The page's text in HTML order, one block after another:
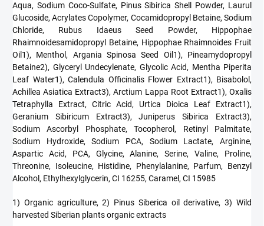
Aqua, Sodium Coco-Sulfate, Pinus Sibirica Shell Powder, Laurul
Glucoside, Acrylates Copolymer, Cocamidopropyl Betaine, Sodium
Chloride, Rubus Idaeus Seed Powder, Hippophae
Rhaimnoidesamidopropyl Betaine, Hippophae Rhaimnoides Fruit
Oil1), Menthol, Argania Spinosa Seed Oil1), Pineamydopropyl
Betaine2), Glyceryl Undecylenate, Glycolic Acid, Mentha Piperita
Leaf Water1), Calendula Officinalis Flower Extract1), Bisabolol,
Achillea Asiatica Extract3), Arctium Lappa Root Extract1), Oxalis
Tetraphylla Extract, Citric Acid, Urtica Dioica Leaf Extract1),
Geranium Sibiricum Extract3), Juniperus Sibirica Extract3),
Sodium Ascorbyl Phosphate, Tocopherol, Retinyl Palmitate,
Sodium Hydroxide, Sodium PCA, Sodium Lactate, Arginine,
Aspartic Acid, PCA, Glycine, Alanine, Serine, Valine, Proline,
Threonine, Isoleucine, Histidine, Phenylalanine, Parfum, Benzyl
Alcohol, Ethylhexylglycerin, CI 16255, Caramel, CI 15985
1) Organic agriculture, 2) Pinus Siberica oil derivative, 3) Wild
harvested Siberian plants organic extracts